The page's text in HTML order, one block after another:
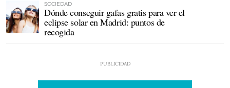
SOCIEDAD
Dónde conseguir gafas gratis para ver el
eclipse solar en Madrid: puntos de
recogida